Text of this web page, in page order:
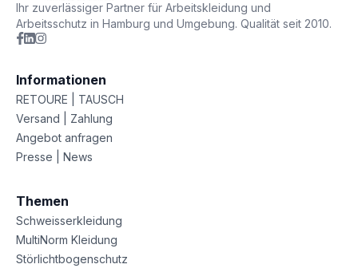
Ihr zuverlässiger Partner für Arbeitskleidung und
Arbeitsschutz in Hamburg und Umgebung. Qualität seit 2010.
Informationen
RETOURE | TAUSCH
Versand | Zahlung
Angebot anfragen
Presse | News
Themen
Schweisserkleidung
MultiNorm Kleidung
Störlichtbogenschutz